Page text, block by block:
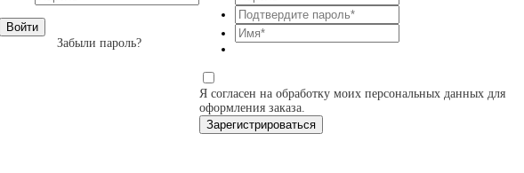
Войти
Забыли пароль?
Я согласен на обработку моих персональных данных для
оформления заказа.
Зарегистрироваться